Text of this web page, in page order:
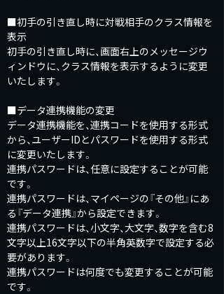
■初手の引き直し時に対戦相手のクラス情報を
表示
初手の引き直し時に、画面右上のメッセージウ
ィンドウに、クラス情報を表示するように変更
いたします。
■データ連携機能の変更
データ連携機能を、連携コードを使用する形式
から、ユーザーIDとパスワードを使用する形式
に変更いたします。
連携パスワードは、任意に設定することが可能
です。
連携パスワードは、マイページの『その他』にあ
る『データ連携』から設定できます。
連携パスワードは、小文字、大文字、数字を含む8
文字以上16文字以下の半角英数字で設定する必
要があります。
連携パスワードは何度でも変更することが可能
です。